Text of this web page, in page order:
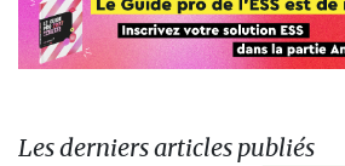
Les derniers articles publiés